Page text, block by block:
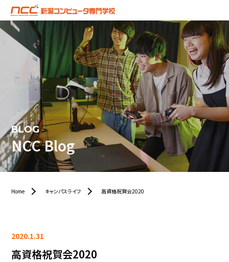
BLOG
NCC Blog
Home キャンパスライフ 高資格祝賀会2020
2020.1.31
高資格祝賀会2020